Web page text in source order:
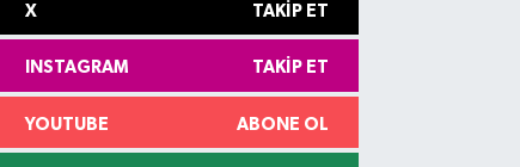
X TAKIP ET
INSTAGRAM TAKIP ET
YOUTUBE ABONE OL